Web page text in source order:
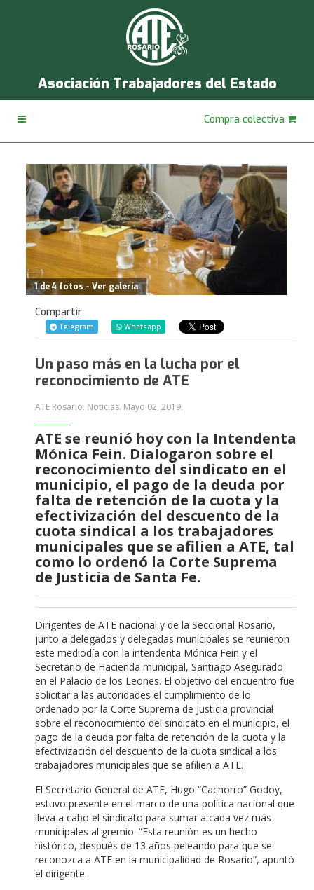
Asociación Trabajadores del Estado
Compra colectiva
1 de 4 fotos - Ver galería
Compartir:
Telegram Whatsapp
Un paso más en la lucha por el
reconocimiento de ATE
ATE Rosario. Noticias. Mayo 02, 2019.
ATE se reunió hoy con la Intendenta
Mónica Fein. Dialogaron sobre el
reconocimiento del sindicato en el
municipio, el pago de la deuda por
falta de retención de la cuota y la
efectivización del descuento de la
cuota sindical a los trabajadores
municipales que se afilien a ATE, tal
como lo ordenó la Corte Suprema
de Justicia de Santa Fe.
Dirigentes de ATE nacional y de la Seccional Rosario,
junto a delegados y delegadas municipales se reunieron
este mediodía con la intendenta Mónica Fein y el
Secretario de Hacienda municipal, Santiago Asegurado
en el Palacio de los Leones. El objetivo del encuentro fue
solicitar a las autoridades el cumplimiento de lo
ordenado por la Corte Suprema de Justicia provincial
sobre el reconocimiento del sindicato en el municipio, el
pago de la deuda por falta de retención de la cuota y la
efectivización del descuento de la cuota sindical a los
trabajadores municipales que se afilien a ATE.
El Secretario General de ATE, Hugo “Cachorro” Godoy,
estuvo presente en el marco de una política nacional que
lleva a cabo el sindicato para sumar a cada vez más
municipales al gremio. “Esta reunión es un hecho
histórico, después de 13 años peleando para que se
reconozca a ATE en la municipalidad de Rosario”, apuntó
el dirigente.